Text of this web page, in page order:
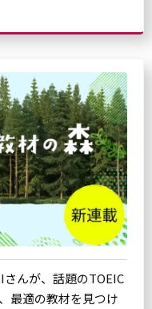
んが、話題のTOEIC
最適の教材を見つけ